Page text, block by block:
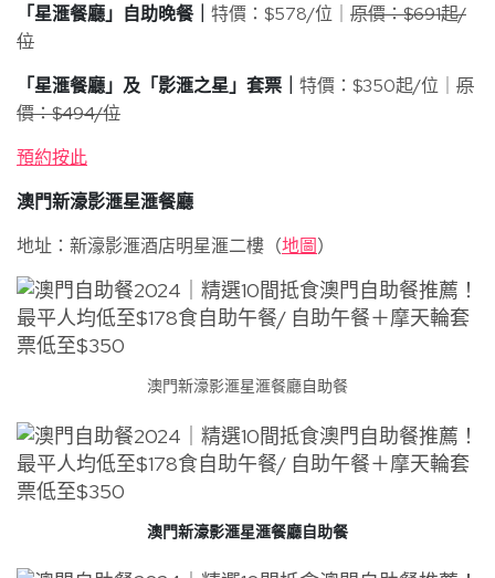
「星滙餐廳」自助晚餐｜ 特價：$578/位｜ 原價：$691起/
位
「星滙餐廳」及「影滙之星」套票｜ 特價：$350起/位｜ 原
價：$494/位
預約按此
澳門新濠影滙星滙餐廳
地址：新濠影滙酒店明星滙二樓（地圖）
澳門新濠影滙星滙餐廳自助餐
澳門新濠影滙星滙餐廳自助餐